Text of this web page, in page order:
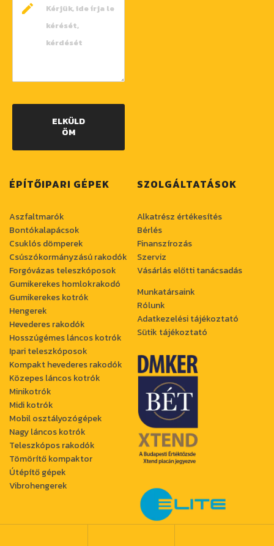
ELKÜLD
ÖM
ÉPÍTŐIPARI GÉPEK
Aszfaltmarók
Bontókalapácsok
Csuklós dömperek
Csúszókormányzású rakodók
Forgóvázas teleszkóposok
Gumikerekes homlokrakodó
Gumikerekes kotrók
Hengerek
Hevederes rakodók
Hosszúgémes láncos kotrók
Ipari teleszkóposok
Kompakt hevederes rakodók
Közepes láncos kotrók
Minikotrók
Midi kotrók
Mobil osztályozógépek
Nagy láncos kotrók
Teleszkópos rakodók
Tömörítő kompaktor
Útépítő gépek
Vibrohengerek
SZOLGÁLTATÁSOK
Alkatrész értékesítés
Bérlés
Finanszírozás
Szerviz
Vásárlás előtti tanácsadás
Munkatársaink
Rólunk
Adatkezelési tájékoztató
Sütik tájékoztató